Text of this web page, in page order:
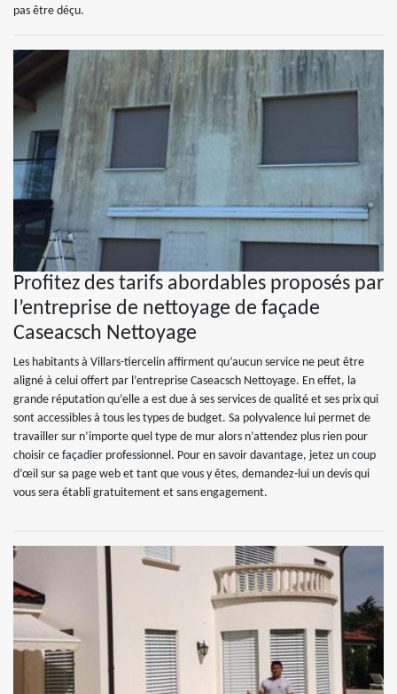
pas être déçu.
Profitez des tarifs abordables proposés par
l’entreprise de nettoyage de façade
Caseacsch Nettoyage
Les habitants à Villars-tiercelin affirment qu’aucun service ne peut être
aligné à celui offert par l’entreprise Caseacsch Nettoyage. En effet, la
grande réputation qu’elle a est due à ses services de qualité et ses prix qui
sont accessibles à tous les types de budget. Sa polyvalence lui permet de
travailler sur n’importe quel type de mur alors n’attendez plus rien pour
choisir ce façadier professionnel. Pour en savoir davantage, jetez un coup
d’œil sur sa page web et tant que vous y êtes, demandez-lui un devis qui
vous sera établi gratuitement et sans engagement.